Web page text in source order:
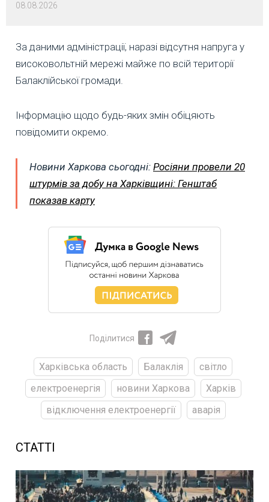
08.08.2026
За даними адміністрації, наразі відсутня напруга у
високовольтній мережі майже по всій території
Балаклійської громади.
Інформацію щодо будь-яких змін обіцяють
повідомити окремо.
Новини Харкова сьогодні: Росіяни провели 20
штурмів за добу на Харківщині: Генштаб
показав карту
Поділитися
Харківська область Балаклія
світло
електроенергія
новини Харкова
Харків
відключення електроенергії
аварія
СТАТТІ